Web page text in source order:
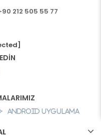
212 505 55 77
Android Uygulama